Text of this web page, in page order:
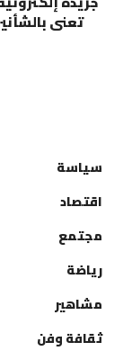
تعنى
سياسة
اقتصاد
مجتمع
رياضة
مشاهير
ثقافة وفن